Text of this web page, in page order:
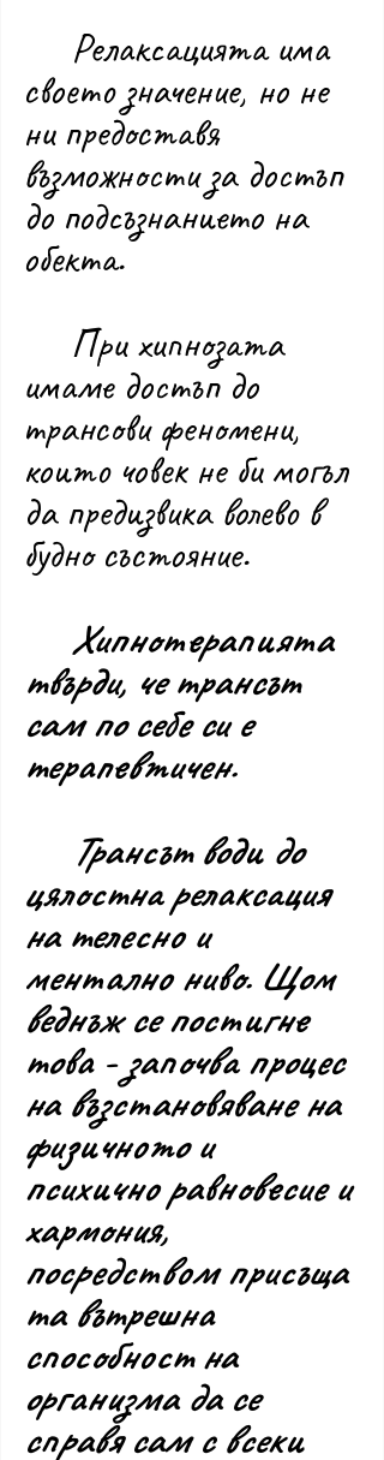
своето значение, но не
ни предоставя
възможности за достъп
до подсъзнанието на
обекта.
имаме достъп до
трансови феномени,
които човек не би могъл
да предизвика волево в
будно състояние.
Хипнотерапията
твърди, че трансът
сам по себе си е
терапевтичен.
цялостна релаксация
на телесно и
ментално ниво. Щом
веднъж се постигне
това - започва процес
на възстановяване на
физичното и
психично равновесие и
хармония,
посредством присъща
та вътрешна
способност на
организма да се
справя сам с всеки